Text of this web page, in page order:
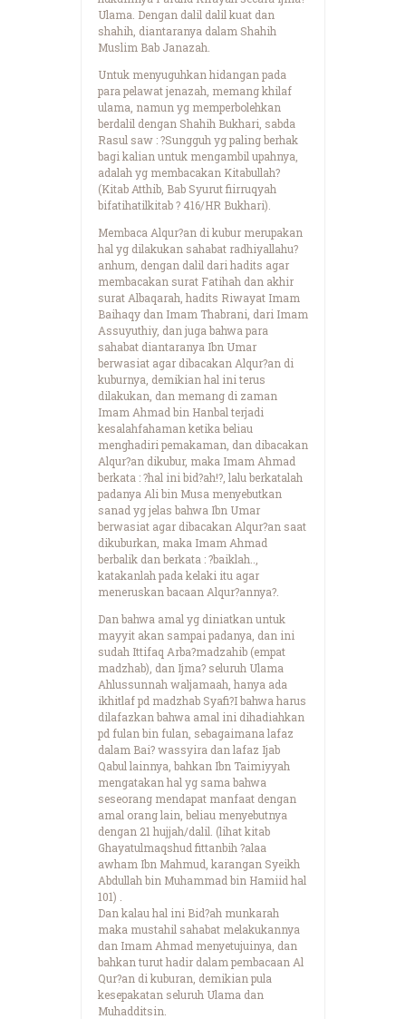
Ulama. Dengan dalil dalil kuat dan
shahih, diantaranya dalam Shahih
Muslim Bab Janazah.
Untuk menyuguhkan hidangan pada
para pelawat jenazah, memang khilaf
ulama, namun yg memperbolehkan
berdalil dengan Shahih Bukhari, sabda
Rasul saw : ?Sungguh yg paling berhak
bagi kalian untuk mengambil upahnya,
adalah yg membacakan Kitabullah?
(Kitab Atthib, Bab Syurut fiirruqyah
bifatihatilkitab ? 416/HR Bukhari).
Membaca Alqur?an di kubur merupakan
hal yg dilakukan sahabat radhiyallahu?
anhum, dengan dalil dari hadits agar
membacakan surat Fatihah dan akhir
surat Albaqarah, hadits Riwayat Imam
Baihaqy dan Imam Thabrani, dari Imam
Assuyuthiy, dan juga bahwa para
sahabat diantaranya Ibn Umar
berwasiat agar dibacakan Alqur?an di
kuburnya, demikian hal ini terus
dilakukan, dan memang di zaman
Imam Ahmad bin Hanbal terjadi
kesalahfahaman ketika beliau
menghadiri pemakaman, dan dibacakan
Alqur?an dikubur, maka Imam Ahmad
berkata : ?hal ini bid?ah!?, lalu berkatalah
padanya Ali bin Musa menyebutkan
sanad yg jelas bahwa Ibn Umar
berwasiat agar dibacakan Alqur?an saat
dikuburkan, maka Imam Ahmad
berbalik dan berkata : ?baiklah..,
katakanlah pada kelaki itu agar
meneruskan bacaan Alqur?annya?.
Dan bahwa amal yg diniatkan untuk
mayyit akan sampai padanya, dan ini
sudah Ittifaq Arba?madzahib (empat
madzhab), dan Ijma? seluruh Ulama
Ahlussunnah waljamaah, hanya ada
ikhitlaf pd madzhab Syafi?I bahwa harus
dilafazkan bahwa amal ini dihadiahkan
pd fulan bin fulan, sebagaimana lafaz
dalam Bai? wassyira dan lafaz Ijab
Qabul lainnya, bahkan Ibn Taimiyyah
mengatakan hal yg sama bahwa
seseorang mendapat manfaat dengan
amal orang lain, beliau menyebutnya
dengan 21 hujjah/dalil. (lihat kitab
Ghayatulmaqshud fittanbih ?alaa
awham Ibn Mahmud, karangan Syeikh
Abdullah bin Muhammad bin Hamiid hal
101) .
Dan kalau hal ini Bid?ah munkarah
maka mustahil sahabat melakukannya
dan Imam Ahmad menyetujuinya, dan
bahkan turut hadir dalam pembacaan Al
Qur?an di kuburan, demikian pula
kesepakatan seluruh Ulama dan
Muhadditsin.